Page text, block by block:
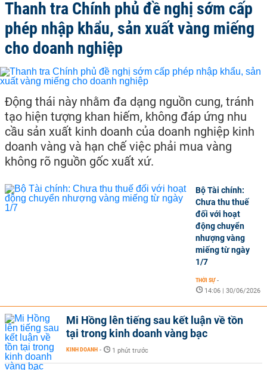
Thanh tra Chính phủ đề nghị sớm cấp
phép nhập khẩu, sản xuất vàng miếng
cho doanh nghiệp
Động thái này nhằm đa dạng nguồn cung, tránh
tạo hiện tượng khan hiếm, không đáp ứng nhu
cầu sản xuất kinh doanh của doanh nghiệp kinh
doanh vàng và hạn chế việc phải mua vàng
không rõ nguồn gốc xuất xứ.
Bộ Tài chính:
Chưa thu thuế
đối với hoạt
động chuyển
nhượng vàng
miếng từ ngày
1/7
THỜI SỰ -
14:06 | 30/06/2026
Mi Hồng lên tiếng sau kết luận về tồn
tại trong kinh doanh vàng bạc
KINH DOANH - 1 phút trước